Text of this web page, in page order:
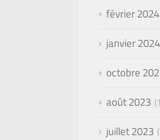
février 2024
janvier 2024
octobre
août 2023 1
juillet 2023